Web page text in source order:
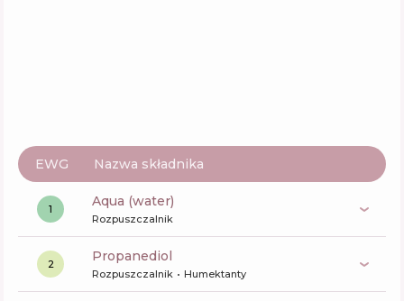
EWG Nazwa składnika
1 aqua (water)
Rozpuszczalnik
2 propanediol
Rozpuszczalnik Humektanty